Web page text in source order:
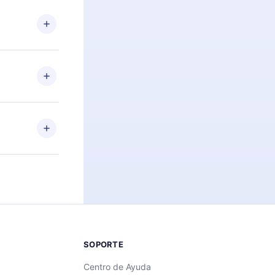
el
de
más de
leer o
iOS,
momento
SOPORTE
Centro de Ayuda